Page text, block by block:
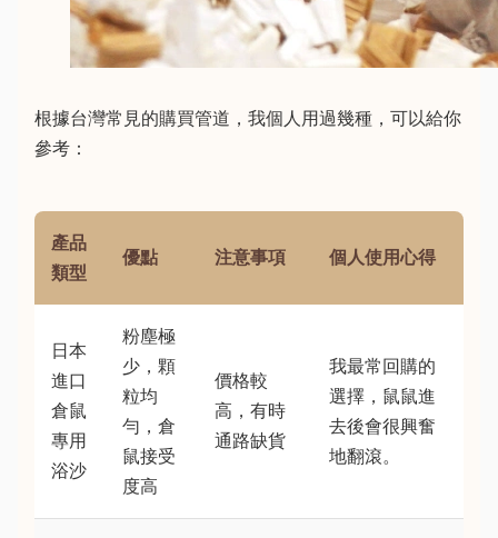
根據台灣常見的購買管道，我個人用過幾種，可以給你
參考：
產品
類型
優點 注意事項 個人使用心得
日本
進口
倉鼠
專用
浴沙
粉塵極
少，顆
粒均
勻，倉
鼠接受
度高
價格較
高，有時
通路缺貨
我最常回購的
選擇，鼠鼠進
去後會很興奮
地翻滾。